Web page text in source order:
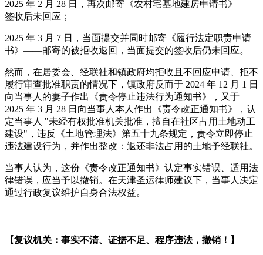
2025 年 2 月 28 日，再次邮寄《农村宅基地建房申请书》——
签收后未回应；
2025 年 3 月 7 日，当面提交并同时邮寄《履行法定职责申请
书》——邮寄的被拒收退回，当面提交的签收后仍未回应。
然而，在居委会、经联社和镇政府均拒收且不回应申请、拒不
履行审查批准职责的情况下，镇政府反而于 2024 年 12 月 1 日
向当事人的妻子作出《责令停止违法行为通知书》，又于
2025 年 3 月 28 日向当事人本人作出《责令改正通知书》，认
定当事人 "未经有权批准机关批准，擅自在社区占用土地动工
建设"，违反《土地管理法》第五十九条规定，责令立即停止
违法建设行为，并作出整改：退还非法占用的土地予经联社。
当事人认为，这份《责令改正通知书》认定事实错误、适用法
律错误，应当予以撤销。在天津圣运律师建议下，当事人决定
通过行政复议维护自身合法权益。
【复议机关：事实不清、证据不足、程序违法，撤销！】